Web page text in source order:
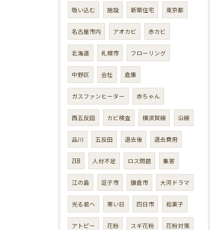
吸い込む 施設 新築住宅 東京都
名古屋市内 アオカビ 赤カビ
北海道 札幌市 フローリング
中野区 会社 倉庫
ガスファンヒーター 赤ちゃん
西五反田 カビ検査 横須賀線 沿線
品川 五反田 退去後 退去費用
ZEB 人材不足 ロス問題 集客
江の島 逗子市 鎌倉市 大河ドラマ
光る君へ 寒い日 四日市 和菓子
アトピー 花粉 スギ花粉 花粉対策